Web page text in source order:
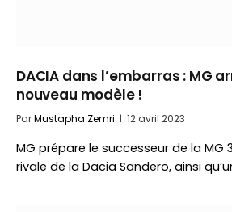
DACIA dans l’embarras : MG
nouveau modèle !
ParMustapha Zemri 12 avril 2023
MG prépare le successeur de la MG
rivale de la Dacia Sandero, ainsi